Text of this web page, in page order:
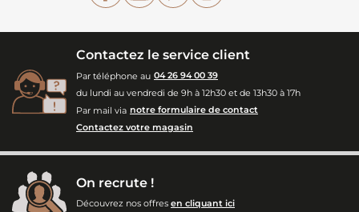
Contactez le service client
Par téléphone au 04 26 94 00 39
du lundi au vendredi de 9h à 12h30 et de 13h30 à 17h
Par mail via notre formulaire de contact
Contactez votre magasin
On recrute !
Découvrez nos offres en cliquant ici